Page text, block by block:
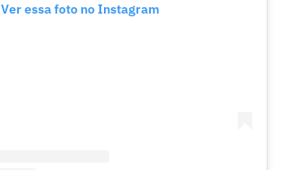
Ver essa foto no Instagram